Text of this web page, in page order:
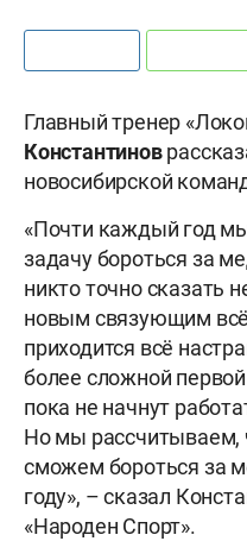
Главный тренер
Константинов
новосибирской
«Почти каждый год
задачу бороться за
никто точно сказать
новым связующим
приходится всё
более сложной
пока не начнут
Но мы рассчитываем,
сможем бороться за
году», – сказал
«Народен Спорт».